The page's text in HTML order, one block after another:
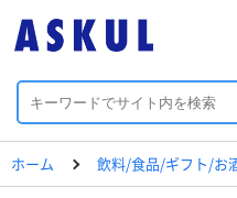
ホーム 飲料/食品/ギフト/お